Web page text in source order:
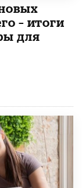
– итоги
для